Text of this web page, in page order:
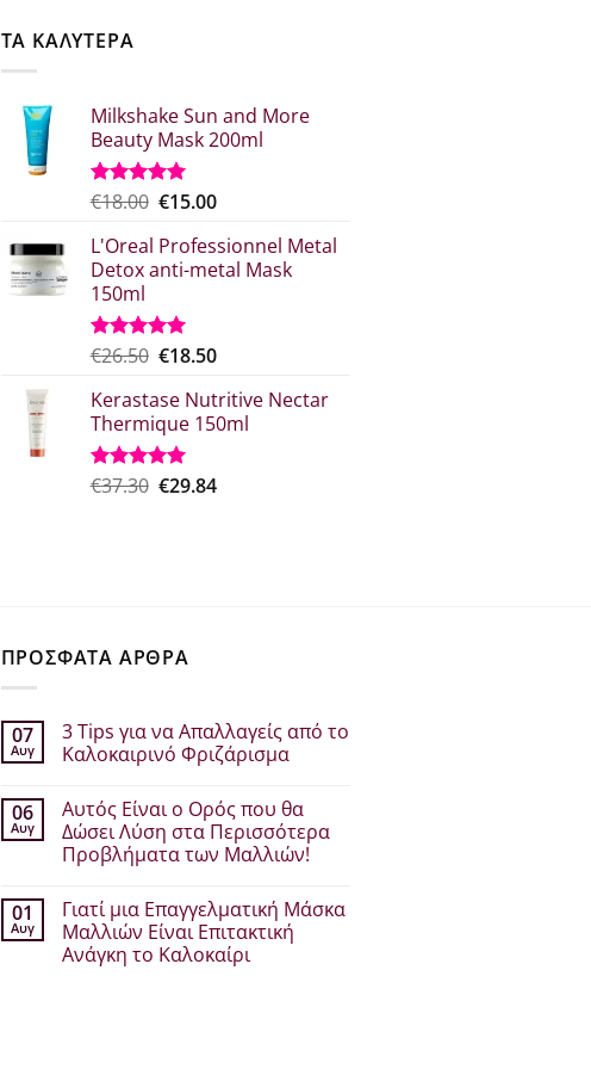
ΤΑ ΚΑΛΥΤΕΡΑ
Milkshake Sun and More
Beauty Mask 200ml
Βαθμολογήθηκε
από 5
€18.00 Original
was:
€18.00.
€15.00Η
τιμή
είναι:
L'Oreal Professionnel Metal
Detox anti-metal Mask
150ml
Βαθμολογήθηκε
από 5
€26.50 Original
was:
€26.50.
€18.50Η
τιμή
είναι:
Kerastase Nutritive Nectar
Thermique 150ml
Βαθμολογήθηκε
€37.30 Original
€29.84Η
ΠΡΟΣΦΑΤΑ ΑΡΘΡΑ
07
Αυγ
3 Tips για να Απαλλαγείς από το
Καλοκαιρινό Φριζάρισμα
σχόλια
στο
3
Tips
για
Απαλλαγείς
από
το
Καλοκαιρινό
Φριζάρισμα
06
Αυγ
Αυτός Είναι ο Ορός που θα
Δώσει Λύση στα Περισσότερα
Προβλήματα των Μαλλιών!
σχόλια
στο
Αυτός
Είναι
01
Αυγ
Γιατί μια Επαγγελματική Μάσκα
Μαλλιών Είναι Επιτακτική
Ανάγκη το Καλοκαίρι